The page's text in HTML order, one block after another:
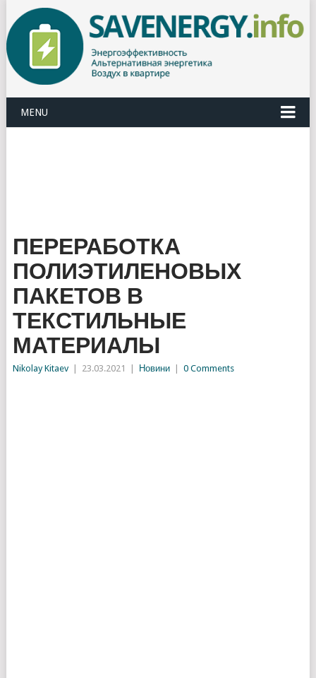
MENU
ПЕРЕРАБОТКА
ПОЛИЭТИЛЕНОВЫХ
ПАКЕТОВ В
ТЕКСТИЛЬНЫЕ
МАТЕРИАЛЫ
Nikolay Kitaev 23.03.2021 Новини 0 Comments